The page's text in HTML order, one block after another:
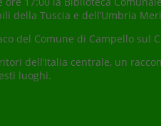
della Tuscia e dell’Umbria
del Comune di Campello
dell’Italia centrale, un
luoghi.